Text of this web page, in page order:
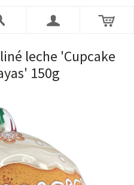
leche 'Cupcake
150g